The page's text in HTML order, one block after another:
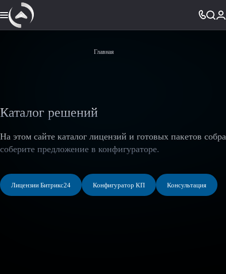
Главная
Каталог решений
На этом сайте каталог лицензий и готовых пакетов
соберите предложение в конфигураторе.
Лицензии Битрикс24 Конфигуратор КП Консультация